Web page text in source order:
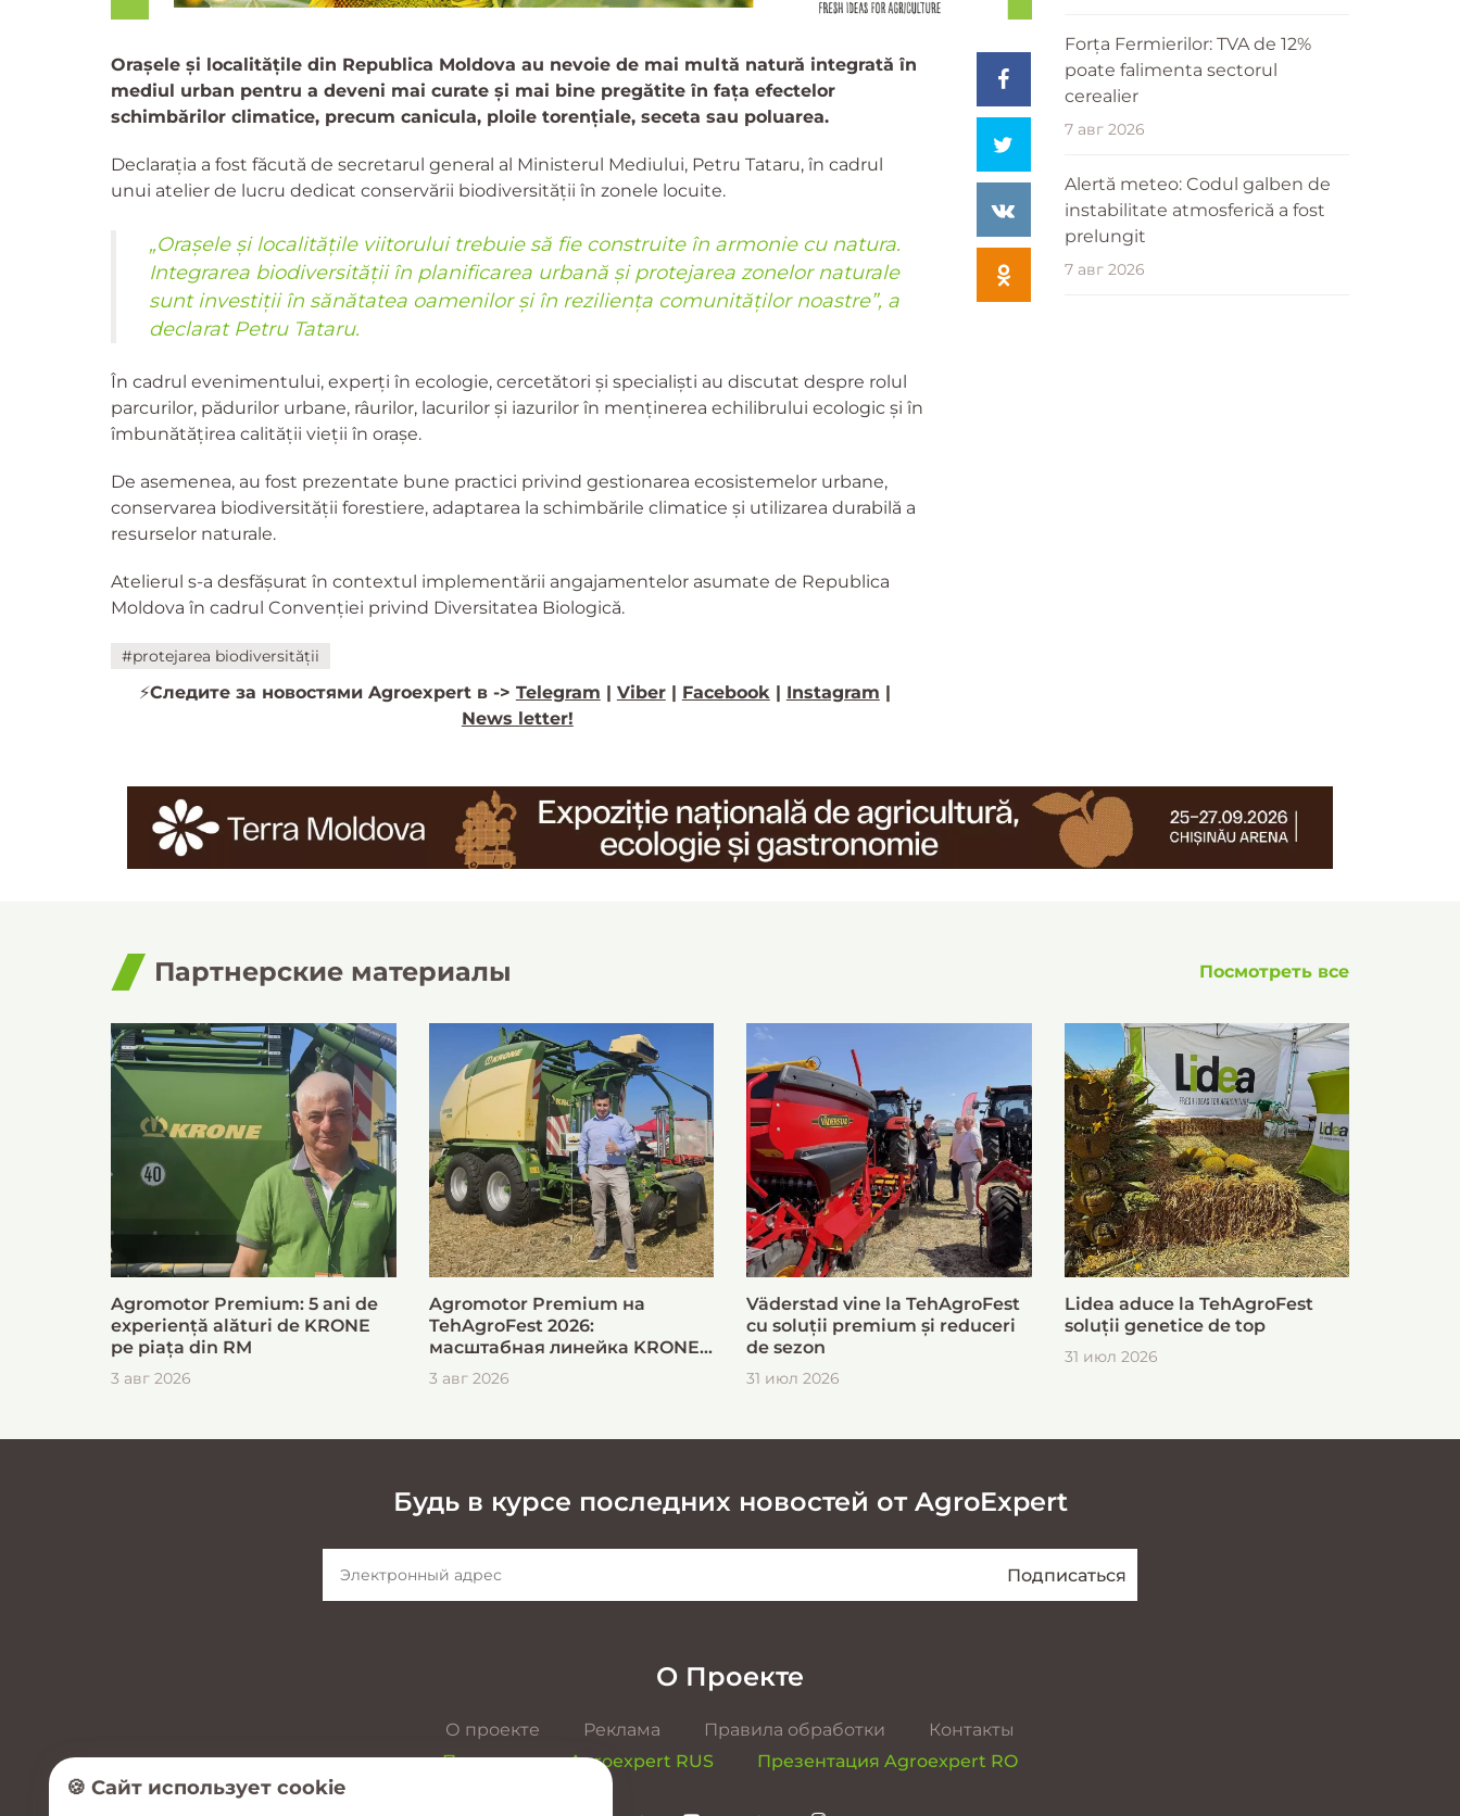
Orașele și localitățile din Republica Moldova au nevoie de mai multă natură integrată în
mediul urban pentru a deveni mai curate și mai bine pregătite în fața efectelor
schimbărilor climatice, precum canicula, ploile torențiale, seceta sau poluarea.
Declarația a fost făcută de secretarul general al Ministerul Mediului, Petru Tataru, în cadrul
unui atelier de lucru dedicat conservării biodiversității în zonele locuite.
„Orașele și localitățile viitorului trebuie să fie construite în armonie cu natura.
Integrarea biodiversității în planificarea urbană și protejarea zonelor naturale
sunt investiții în sănătatea oamenilor și în reziliența comunităților noastre”, a
declarat Petru Tataru.
În cadrul evenimentului, experți în ecologie, cercetători și specialiști au discutat despre rolul
parcurilor, pădurilor urbane, râurilor, lacurilor și iazurilor în menținerea echilibrului ecologic și în
îmbunătățirea calității vieții în orașe.
De asemenea, au fost prezentate bune practici privind gestionarea ecosistemelor urbane,
conservarea biodiversității forestiere, adaptarea la schimbările climatice și utilizarea durabilă a
resurselor naturale.
Atelierul s-a desfășurat în contextul implementării angajamentelor asumate de Republica
Moldova în cadrul Convenției privind Diversitatea Biologică.
#protejarea biodiversității
⚡️Следите за новостями Agroexpert в -> Telegram | Viber| Facebook| Instagram |
News letter!
Forța Fermierilor: TVA de 12%
poate falimenta sectorul
cerealier
7 авг 2026
Alertă meteo: Codul galben de
instabilitate atmosferică a fost
prelungit
7 авг 2026
Партнерские материалы Посмотреть все
Agromotor Premium: 5 ani de
experiență alături de KRONE
pe piața din RM
3 авг 2026
Agromotor Premium на
TehAgroFest 2026:
масштабная линейка KRONE
для быстрой и эффективной
3 авг 2026
Väderstad vine la TehAgroFest
cu soluții premium și reduceri
de sezon
31 июл 2026
Lidea aduce la TehAgroFest
soluții genetice de top
31 июл 2026
Будь в курсе последних новостей от AgroExpert
О Проекте
О проекте Реклама Правила обработки
Контакты
Презентация Agroexpert RUS
Презентация Agroexpert RO
🍪 Сайт использует cookie